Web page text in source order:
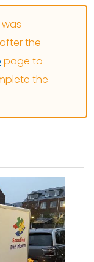
was
the
page to
the